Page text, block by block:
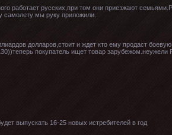
работает русских,при том они приезжают
самолету мы руку приложили.
долларов,стоит и ждет кто ему продаст боевую
покупатель ищет товар зарубежом.неужели
выпускать 16-25 новых истребителей в год